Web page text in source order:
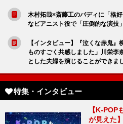
木村拓哉×斎藤工のバディに「格
なピアニスト役で「圧倒的な演技」
【インタビュー】『泣くな赤鬼』
ものすごく共感しました」川栄李
とした夫婦を演じることができま
特集・インタビュー
【K-POP
が見えた